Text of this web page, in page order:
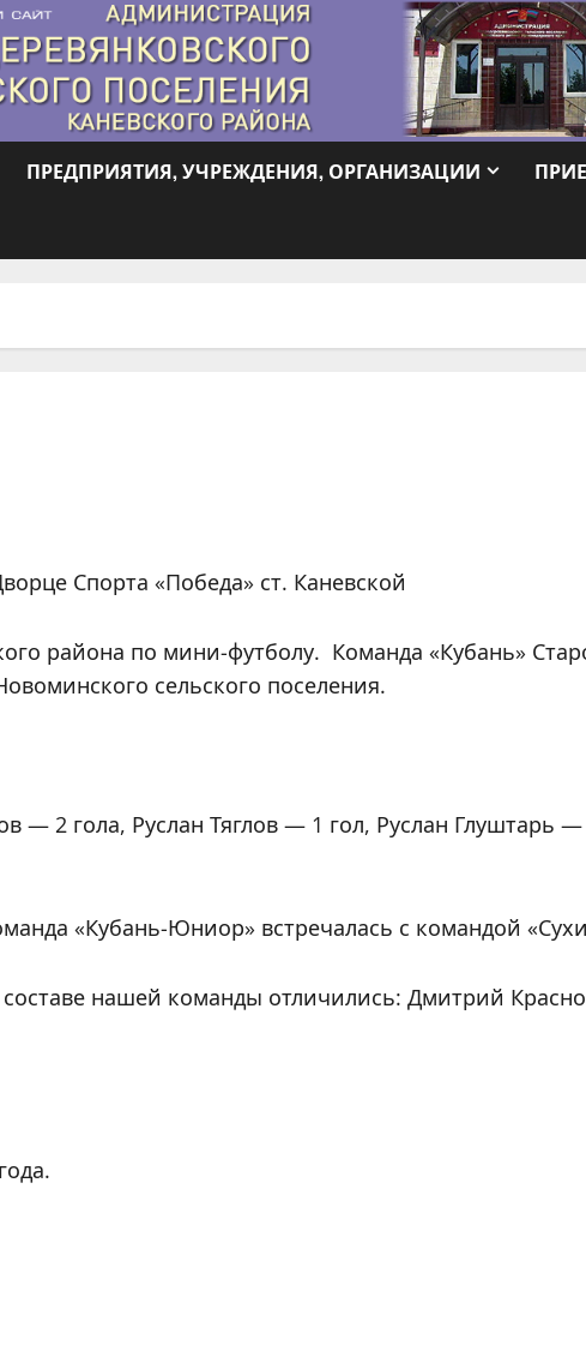
ПРЕДПРИЯТИЯ, УЧРЕЖДЕНИЯ, ОРГАНИЗАЦИИ
Спорта «Победа» ст. Каневской
района по мини-футболу. Команда «Кубань»
сельского поселения.
— 2 гола, Руслан Тяглов — 1 гол, Руслан
«Кубань-Юниор» встречалась с командой
нашей команды отличились: Дмитрий